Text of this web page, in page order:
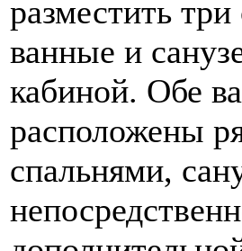
разместить
ванные и
кабиной. Обе
расположены
спальнями,